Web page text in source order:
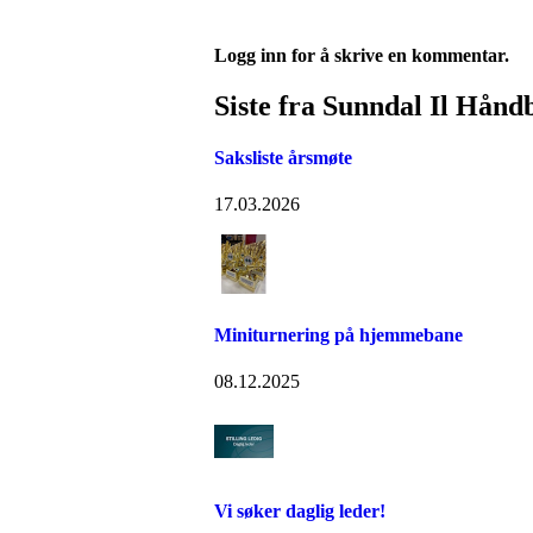
Logg inn for å skrive en kommentar.
Siste fra Sunndal Il
Saksliste årsmøte
17.03.2026
Miniturnering på hjemmebane
08.12.2025
Vi søker daglig leder!